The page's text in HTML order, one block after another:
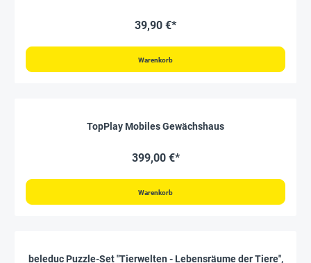
39,90 €*
Warenkorb
TopPlay Mobiles Gewächshaus
399,00 €*
Warenkorb
beleduc Puzzle-Set "Tierwelten - Lebensräume der Tiere",